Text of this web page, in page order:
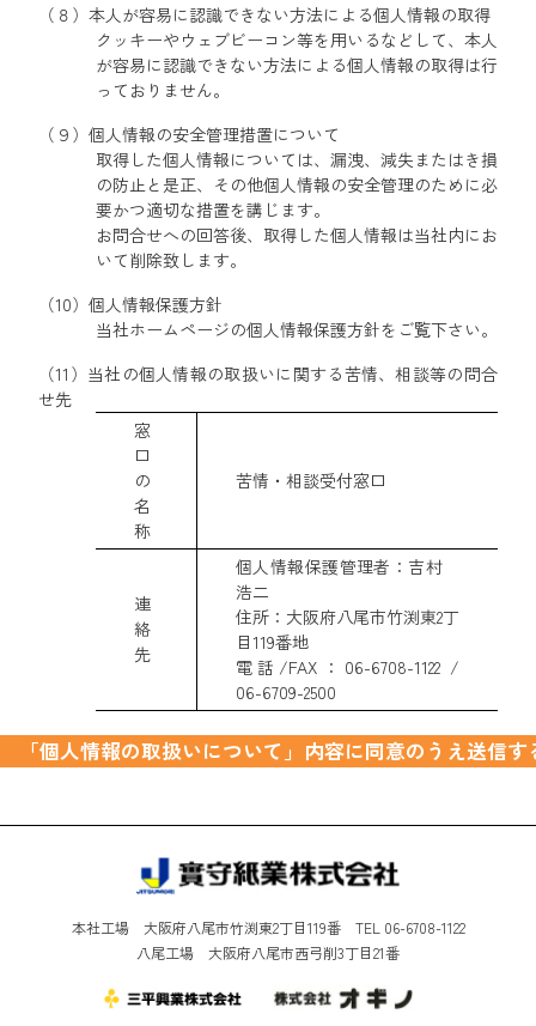
（８）本人が容易に認識できない方法による個人情報の取得
クッキーやウェブビーコン等を用いるなどして、本人
が容易に認識できない方法による個人情報の取得は行
っておりません。
（９）個人情報の安全管理措置について
取得した個人情報については、漏洩、減失またはき損
の防止と是正、その他個人情報の安全管理のために必
要かつ適切な措置を講じます。
お問合せへの回答後、取得した個人情報は当社内にお
いて削除致します。
（10）個人情報保護方針
当社ホームページの個人情報保護方針をご覧下さい。
（11）当社の個人情報の取扱いに関する苦情、相談等の問合
せ先
窓
口
の
名
称
苦情・相談受付窓口
連
絡
先
個人情報保護管理者：吉村
浩二
住所：大阪府八尾市竹渕東2丁
目119番地
電話/FAX：06-6708-1122 /
06-6709-2500
本社工場 大阪府八尾市竹渕東2丁目119番 TEL 06-6708-1122
八尾工場 大阪府八尾市西弓削3丁目21番